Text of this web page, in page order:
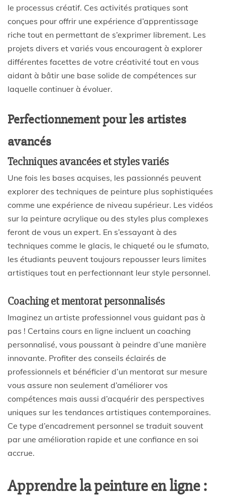
le processus créatif. Ces activités pratiques sont
conçues pour offrir une expérience d’apprentissage
riche tout en permettant de s’exprimer librement. Les
projets divers et variés vous encouragent à explorer
différentes facettes de votre créativité tout en vous
aidant à bâtir une base solide de compétences sur
laquelle continuer à évoluer.
Perfectionnement pour les artistes
avancés
Techniques avancées et styles variés
Une fois les bases acquises, les passionnés peuvent
explorer des techniques de peinture plus sophistiquées
comme une expérience de niveau supérieur. Les vidéos
sur la peinture acrylique ou des styles plus complexes
feront de vous un expert. En s’essayant à des
techniques comme le glacis, le chiqueté ou le sfumato,
les étudiants peuvent toujours repousser leurs limites
artistiques tout en perfectionnant leur style personnel.
Coaching et mentorat personnalisés
Imaginez un artiste professionnel vous guidant pas à
pas ! Certains cours en ligne incluent un coaching
personnalisé, vous poussant à peindre d’une manière
innovante. Profiter des conseils éclairés de
professionnels et bénéficier d’un mentorat sur mesure
vous assure non seulement d’améliorer vos
compétences mais aussi d’acquérir des perspectives
uniques sur les tendances artistiques contemporaines.
Ce type d’encadrement personnel se traduit souvent
par une amélioration rapide et une confiance en soi
accrue.
Apprendre la peinture en ligne :